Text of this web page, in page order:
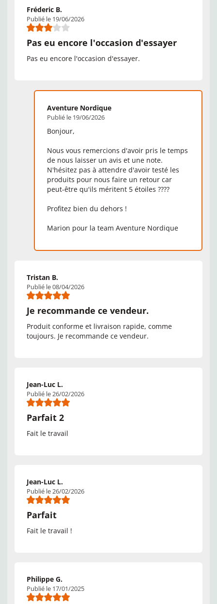
Fréderic B.
Publié le 19/06/2026
Pas eu encore l'occasion d'essayer
Pas eu encore l'occasion d'essayer.
Aventure Nordique
Publié le 19/06/2026
Bonjour,
Nous vous remercions d'avoir pris le temps
de nous laisser un avis et une note.
N'hésitez pas à attendre d'avoir testé les
produits pour nous faire un retour car
peut-être qu'ils méritent 5 étoiles ????
Profitez bien du dehors !
Marion pour la team Aventure Nordique
Tristan B.
Publié le 08/04/2026
Je recommande ce vendeur.
Produit conforme et livraison rapide, comme
toujours. Je recommande ce vendeur.
Jean-Luc L.
Publié le 26/02/2026
Parfait 2
Fait le travail
Jean-Luc L.
Publié le 26/02/2026
Parfait
Fait le travail !
Philippe G.
Publié le 17/01/2025